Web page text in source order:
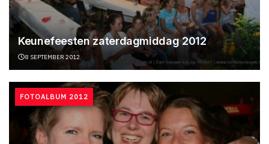
Keunefeesten zaterdagmiddag 2012
8 SEPTEMBER 2012
FOTOALBUM 2012